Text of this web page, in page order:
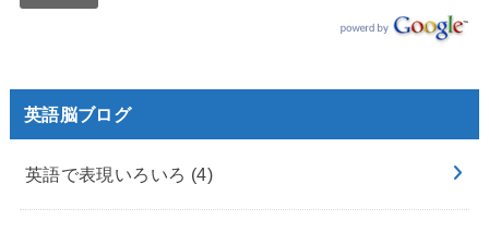
英語脳ブログ
英語で表現いろいろ (4)